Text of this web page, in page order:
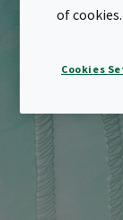
of cookies.
Cookies